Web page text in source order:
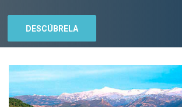
DESCÚBRELA